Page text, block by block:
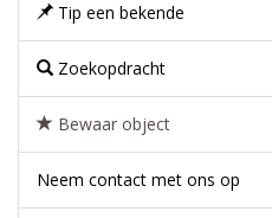
Tip een bekende
Zoekopdracht
Bewaar object
Neem contact met ons op